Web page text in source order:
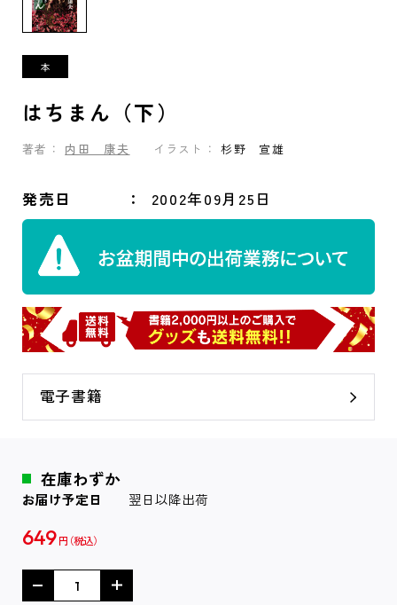
はちまん（下）
著者： 内田 康夫 イラスト： 杉野 宣雄
発売日 2002年09月25日
電子書籍
在庫わずか
お届け予定日 翌日以降出荷
649 円